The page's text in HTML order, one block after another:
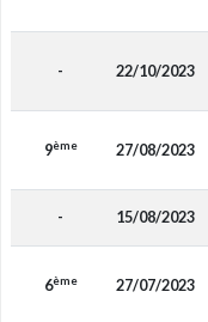
- 22/10/2023
9ème 27/08/2023
- 15/08/2023
6ème 27/07/2023